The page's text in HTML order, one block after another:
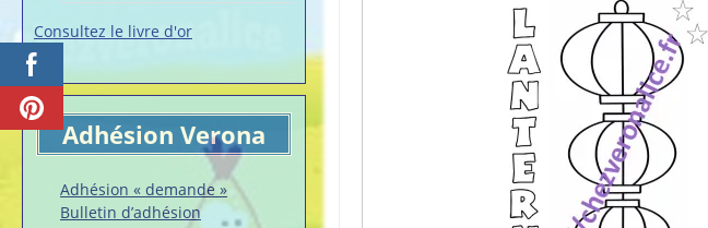
Consultez le livre d'or
Adhésion Verona
Adhésion « demande »
Bulletin d’adhésion